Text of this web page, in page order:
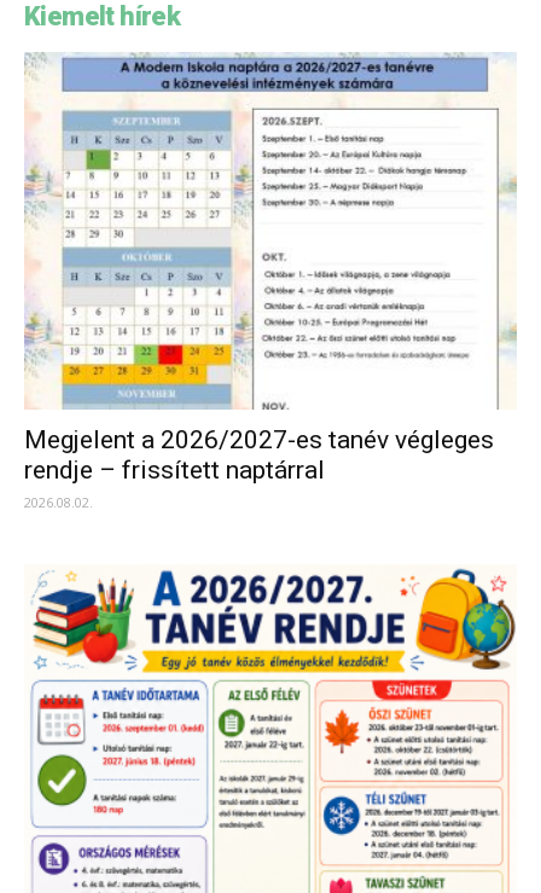
Kiemelt hírek
Megjelent a 2026/2027-es tanév végleges
rendje – frissített naptárral
2026.08.02.